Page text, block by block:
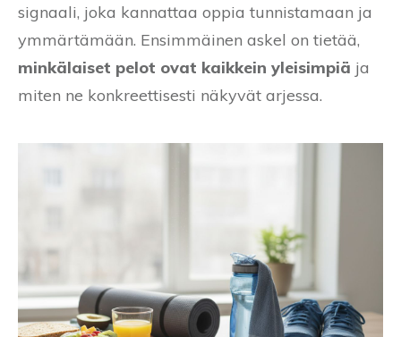
signaali, joka kannattaa oppia tunnistamaan ja
ymmärtämään. Ensimmäinen askel on tietää,
minkälaiset pelot ovat kaikkein yleisimpiä ja
miten ne konkreettisesti näkyvät arjessa.